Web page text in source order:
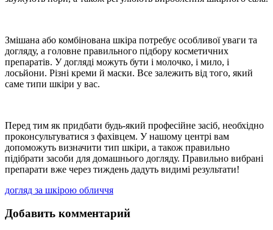
Змішана або комбінована шкіра потребує особливої уваги та
догляду, а головне правильного підбору косметичних
препаратів. У догляді можуть бути і молочко, і мило, і
лосьйони. Різні креми й маски. Все залежить від того, який
саме типи шкіри у вас.
Перед тим як придбати будь-який професійне засіб, необхідно
проконсультуватися з фахівцем. У нашому центрі вам
допоможуть визначити тип шкіри, а також правильно
підібрати засоби для домашнього догляду. Правильно вибрані
препарати вже через тиждень дадуть видимі результати!
догляд за шкірою обличчя
Добавить комментарий